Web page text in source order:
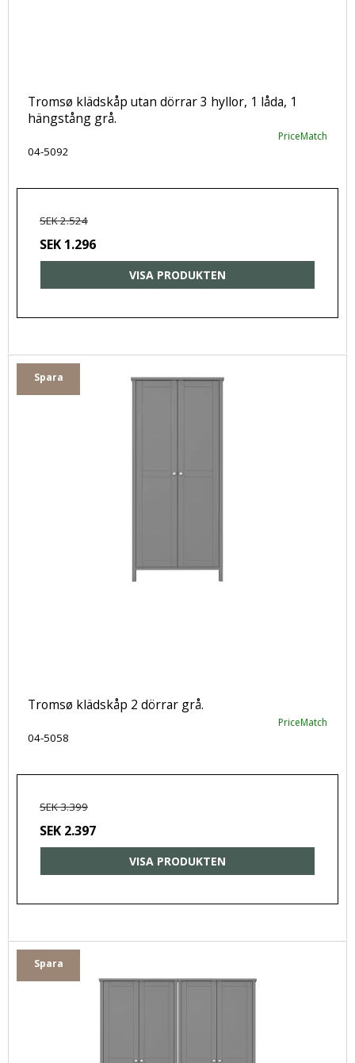
Tromsø klädskåp utan dörrar 3 hyllor, 1 låda, 1
hängstång grå.
PriceMatch
04-5092
SEK 2.524
SEK 1.296
VISA PRODUKTEN
Spara
Tromsø klädskåp 2 dörrar grå.
PriceMatch
04-5058
SEK 3.399
SEK 2.397
VISA PRODUKTEN
Spara